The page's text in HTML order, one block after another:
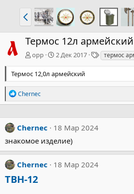
Термос 12л армейский
орр 2 Дек 2017
Т
е
и
термос
Термос 12,0л армейский
Р
е
к
ц
и
и
Chernec
Chernec
18 Мар 2024
знакомое изделие)
Chernec 18 Мар 2024
ТВН-12